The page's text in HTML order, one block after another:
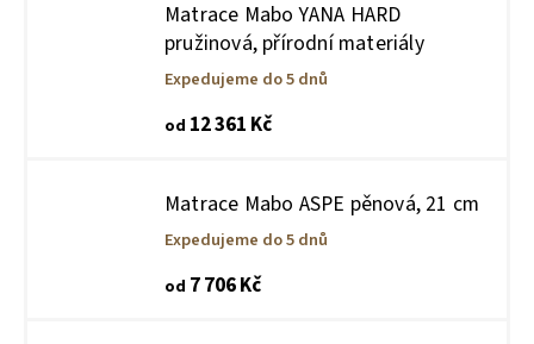
Matrace Mabo YANA HARD
pružinová, přírodní materiály
Expedujeme do 5 dnů
od 12 361 Kč
Matrace Mabo ASPE pěnová, 21 cm
Expedujeme do 5 dnů
od 7 706 Kč